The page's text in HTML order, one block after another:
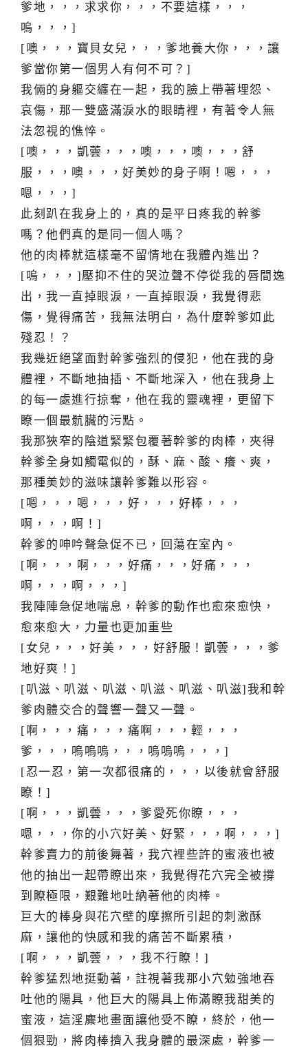
爹地，，，求求你，，，不要這樣，，，
嗚，，，]
[噢，，，寶貝女兒，，，爹地養大你，，，讓
爹當你第一個男人有何不可？]
我倆的身軀交纏在一起，我的臉上帶著埋怨、
哀傷，那一雙盛滿淚水的眼睛裡，有著令人無
法忽視的憔悴。
[噢，，，凱蕓，，，噢，，，噢，，，舒
服，，，噢，，，好美妙的身子啊！嗯，，，
嗯，，，]
此刻趴在我身上的，真的是平日疼我的幹爹
嗎？他們真的是同一個人嗎？
他的肉棒就這樣毫不留情地在我體內進出？
[嗚，，，]壓抑不住的哭泣聲不停從我的唇間逸
出，我一直掉眼淚，一直掉眼淚，我覺得悲
傷，覺得痛苦，我無法明白，為什麼幹爹如此
殘忍！？
我幾近絕望面對幹爹強烈的侵犯，他在我的身
體裡，不斷地抽插、不斷地深入，他在我身上
的每一處進行掠奪，他在我的靈魂裡，更留下
瞭一個最骯臟的污點。
我那狹窄的陰道緊緊包覆著幹爹的肉棒，夾得
幹爹全身如觸電似的，酥、麻、酸、癢、爽，
那種美妙的滋味讓幹爹難以形容。
[嗯，，，嗯，，，好，，，好棒，，，
啊，，，啊！]
幹爹的呻吟聲急促不已，回蕩在室內。
[啊，，，啊，，，好痛，，，好痛，，，
啊，，，啊，，，]
我陣陣急促地喘息，幹爹的動作也愈來愈快，
愈來愈大，力量也更加重些
[女兒，，，好美，，，好舒服！凱蕓，，，爹
地好爽！]
[叭滋、叭滋、叭滋、叭滋、叭滋、叭滋]我和幹
爹肉體交合的聲響一聲又一聲。
[啊，，，痛，，，痛啊，，，輕，，，
爹，，，嗚嗚嗚，，，嗚嗚嗚，，，]
[忍一忍，第一次都很痛的，，，以後就會舒服
瞭！]
[啊，，，凱蕓，，，爹愛死你瞭，，，
嗯，，，你的小穴好美、好緊，，，啊，，，]
幹爹賣力的前後舞著，我穴裡些許的蜜液也被
他的抽出一起帶瞭出來，我覺得花穴完全被撐
到瞭極限，艱難地吐納著他的肉棒。
巨大的棒身與花穴壁的摩擦所引起的刺激酥
麻，讓他的快感和我的痛苦不斷累積，
[啊，，，凱蕓，，，我不行瞭！]
幹爹猛烈地挺動著，註視著我那小穴勉強地吞
吐他的陽具，他巨大的陽具上佈滿瞭我甜美的
蜜液，這淫麋地畫面讓他受不瞭，終於，他一
個狠勁，將肉棒擠入我身體的最深處，幹爹一